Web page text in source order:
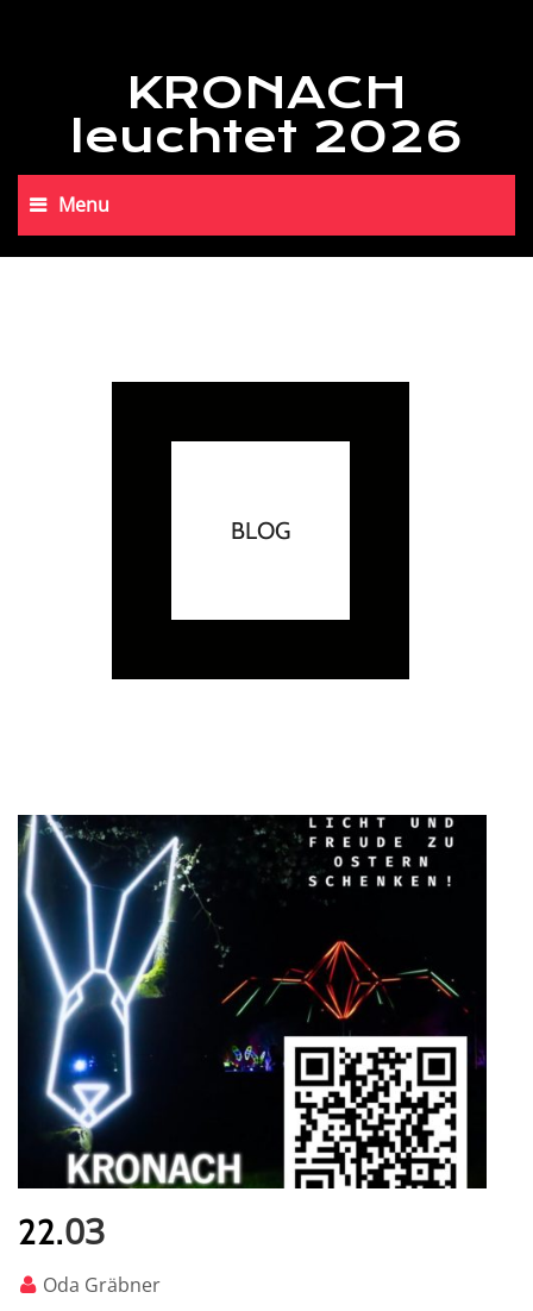
KRONACH
leuchtet 2026
Menu
BLOG
22.03
Oda Gräbner